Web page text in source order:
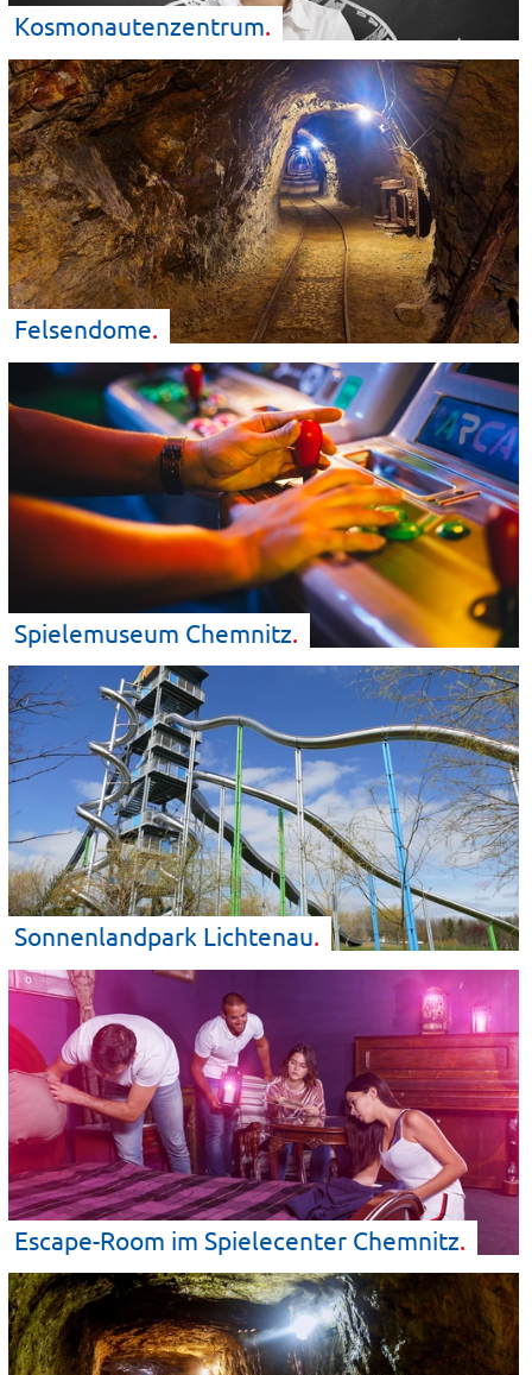
Kosmonautenzentrum
Felsendome
Spielemuseum Chemnitz
Sonnenlandpark Lichtenau
Escape-Room im Spielecenter Chemnitz